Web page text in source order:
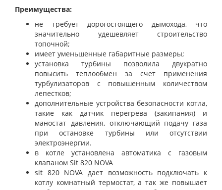
Преимущества:
не требует дорогостоящего дымохода, что
значительно удешевляет строительство
топочной;
имеет уменьшенные габаритные размеры;
установка турбины позволила двукратно
повысить теплообмен за счет применения
турбулизаторов с повышенным количеством
лепестков;
дополнительные устройства безопасности котла,
такие как датчик перегрева (закипания) и
маностат давления, отключающий подачу газа
при остановке турбины или отсутствии
электроэнергии.
в котле установлена автоматика с газовым
клапаном Sit 820 NOVA
sit 820 NOVA дает возможность подключать к
котлу комнатный термостат, а так же повышает